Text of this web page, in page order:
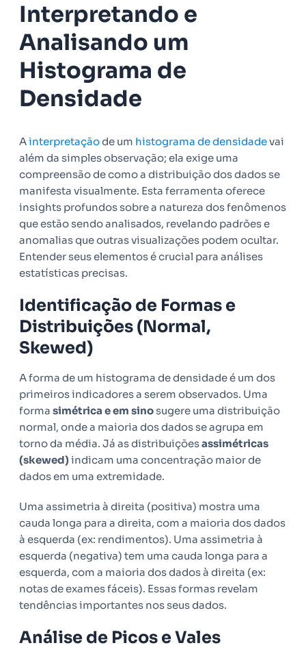
Interpretando e
Analisando um
Histograma de
Densidade
Ainterpretaçãode um histograma de densidadevai
além da simples observação; ela exige uma
compreensão de como a distribuição dos dados se
manifesta visualmente. Esta ferramenta oferece
insights profundos sobre a natureza dos fenômenos
que estão sendo analisados, revelando padrões e
anomalias que outras visualizações podem ocultar.
Entender seus elementos é crucial para análises
estatísticas precisas.
Identificação de Formas e
Distribuições (Normal,
Skewed)
A forma de um histograma de densidade é um dos
primeiros indicadores a serem observados. Uma
forma simétrica e em sinosugere uma distribuição
normal, onde a maioria dos dados se agrupa em
torno da média. Já as distribuiçõesassimétricas
(skewed)indicam uma concentração maior de
dados em uma extremidade.
Uma assimetria à direita (positiva) mostra uma
cauda longa para a direita, com a maioria dos dados
à esquerda (ex: rendimentos). Uma assimetria à
esquerda (negativa) tem uma cauda longa para a
esquerda, com a maioria dos dados à direita (ex:
notas de exames fáceis). Essas formas revelam
tendências importantes nos seus dados.
Análise de Picos e Vales